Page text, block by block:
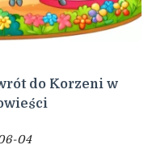
do Korzeni w
04